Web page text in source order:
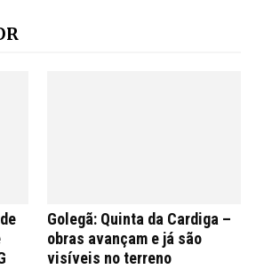
Golegã: Quinta da Cardiga –
obras avançam e já são
visíveis no terreno